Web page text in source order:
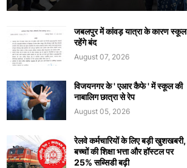
जबलपुर में कांवड़ यात्रा के कारण स्कूल
रहेंगे बंद
August 07, 2026
विजयनगर के ' एआर कैफे ' में स्कूल की
नाबालिग छात्रा से रेप
August 05, 2026
रेलवे कर्मचारियों के लिए बड़ी खुशखबरी,
बच्चों की शिक्षा भत्ता और हॉस्टल पर
25% सब्सिडी बढ़ी